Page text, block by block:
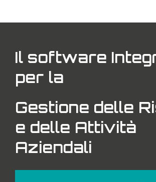
Il software
per la
Gestione delle
e delle Attività
Aziendali